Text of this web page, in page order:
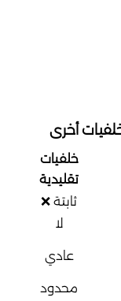
خلفيات
تقليدية
ثابتة ❌
لا
عادي
محدود